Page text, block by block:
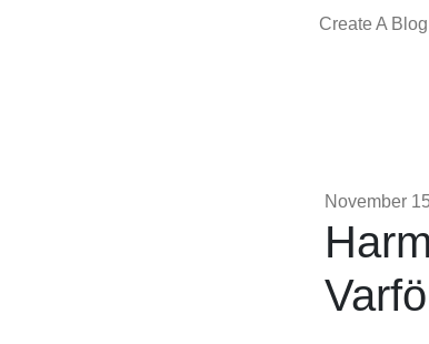
Create A
November